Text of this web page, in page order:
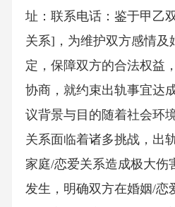
址：联系电话：鉴于甲乙
关系]，为维护双方感情及
定，保障双方的合法权益
协商，就约束出轨事宜达
议背景与目的随着社会环
关系面临着诸多挑战，出
家庭/恋爱关系造成极大伤
发生，明确双方在婚姻/恋